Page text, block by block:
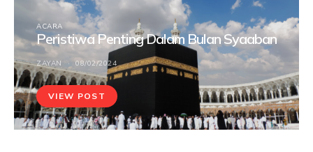
ACARA
Peristiwa Penting Dalam Bulan Syaaban
ZAYAN 08/02/2024
VIEW POST